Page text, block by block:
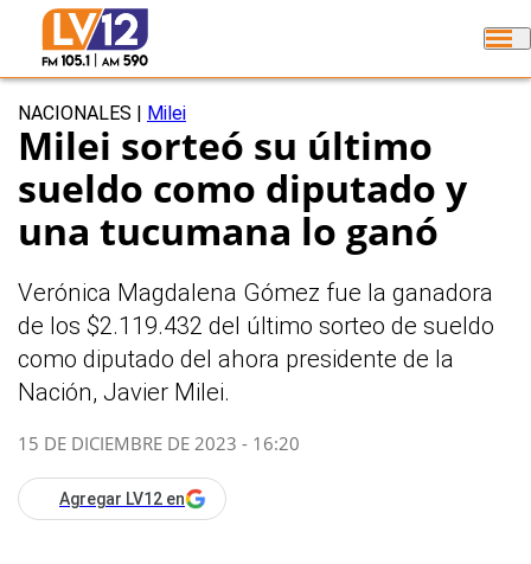
NACIONALES Milei
Milei sorteó su último
sueldo como diputado y
una tucumana lo ganó
Verónica Magdalena Gómez fue la ganadora
de los $2.119.432 del último sorteo de sueldo
como diputado del ahora presidente de la
Nación, Javier Milei.
15 DE DICIEMBRE DE 2023 - 16:20
Agregar LV12 en